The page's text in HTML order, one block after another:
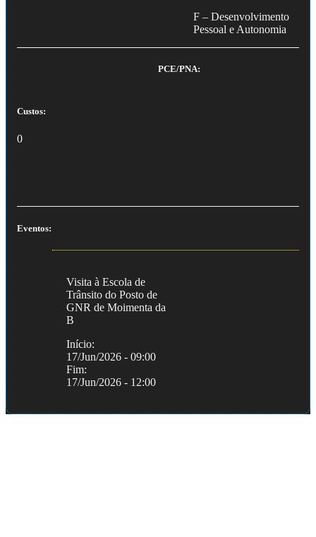
F – Desenvolvimento
Pessoal e Autonomia
Custos:
0
PCE/PNA:
Eventos:
Visita à Escola de
Trânsito do Posto de
GNR de Moimenta da
B
Início:
17/Jun/2026 - 09:00
Fim:
17/Jun/2026 - 12:00